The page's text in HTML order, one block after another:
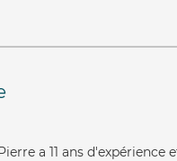
a 11 ans d'expérience